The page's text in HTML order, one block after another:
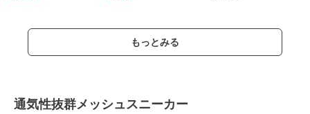
もっとみる
通気性抜群メッシュスニーカー